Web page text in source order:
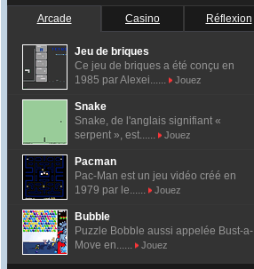
Arcade Casino Réflexion
Jeu de briques
Ce jeu de briques a été conçu en
1985 par Alexei......
Jouez
Snake
Snake, de l'anglais signifiant «
serpent », est......
Jouez
Pacman
Pac-Man est un jeu vidéo créé en
1979 par le......
Jouez
Bubble
Puzzle Bobble aussi appelée Bust-a-
Move en......
Jouez